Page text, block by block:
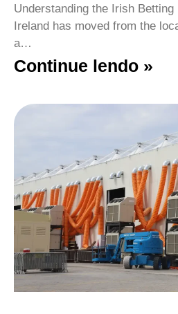
Understanding the Irish
Ireland has moved from the
a…
Continue lendo »